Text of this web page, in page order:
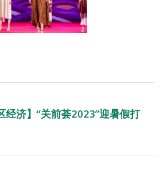
经济】“关前荟2023”迎暑假打